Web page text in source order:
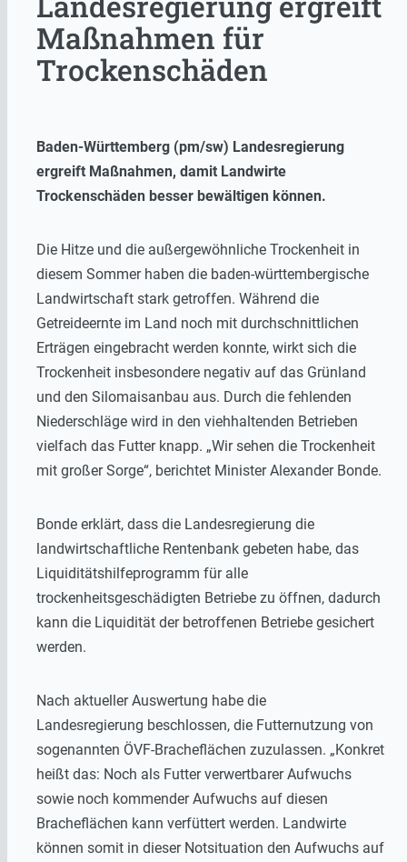
Maßnahmen für
Trockenschäden
Baden-Württemberg (pm/sw) Landesregierung
ergreift Maßnahmen, damit Landwirte
Trockenschäden besser bewältigen können.
Die Hitze und die außergewöhnliche Trockenheit in
diesem Sommer haben die baden-württembergische
Landwirtschaft stark getroffen. Während die
Getreideernte im Land noch mit durchschnittlichen
Erträgen eingebracht werden konnte, wirkt sich die
Trockenheit insbesondere negativ auf das Grünland
und den Silomaisanbau aus. Durch die fehlenden
Niederschläge wird in den viehhaltenden Betrieben
vielfach das Futter knapp. „Wir sehen die Trockenheit
mit großer Sorge“, berichtet Minister Alexander Bonde.
Bonde erklärt, dass die Landesregierung die
landwirtschaftliche Rentenbank gebeten habe, das
Liquiditätshilfeprogramm für alle
trockenheitsgeschädigten Betriebe zu öffnen, dadurch
kann die Liquidität der betroffenen Betriebe gesichert
werden.
Nach aktueller Auswertung habe die
Landesregierung beschlossen, die Futternutzung von
sogenannten ÖVF-Bracheflächen zuzulassen. „Konkret
heißt das: Noch als Futter verwertbarer Aufwuchs
sowie noch kommender Aufwuchs auf diesen
Bracheflächen kann verfüttert werden. Landwirte
können somit in dieser Notsituation den Aufwuchs auf